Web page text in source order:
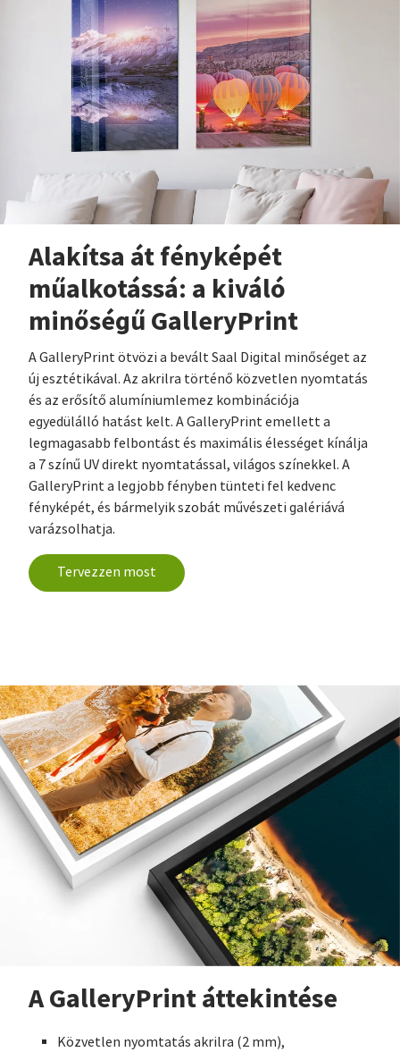
Alakítsa át fényképét
műalkotássá: a kiváló
minőségű GalleryPrint
A GalleryPrint ötvözi a bevált Saal Digital minőséget az
új esztétikával. Az akrilra történő közvetlen nyomtatás
és az erősítő alumíniumlemez kombinációja
egyedülálló hatást kelt. A GalleryPrint emellett a
legmagasabb felbontást és maximális élességet kínálja
a 7 színű UV direkt nyomtatással, világos színekkel. A
GalleryPrint a legjobb fényben tünteti fel kedvenc
fényképét, és bármelyik szobát művészeti galériává
varázsolhatja.
Tervezzen most
A GalleryPrint áttekintése
Közvetlen nyomtatás akrilra (2 mm),